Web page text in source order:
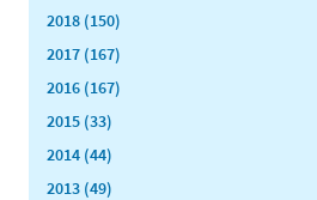
2018 (150)
2017 (167)
2016 (167)
2015 (33)
2014 (44)
2013 (49)